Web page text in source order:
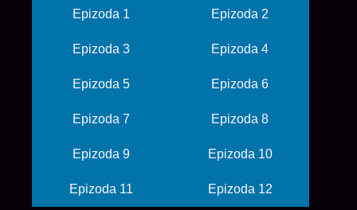
Epizoda 1 Epizoda 2
Epizoda 3 Epizoda 4
Epizoda 5 Epizoda 6
Epizoda 7 Epizoda 8
Epizoda 9 Epizoda 10
Epizoda 11 Epizoda 12